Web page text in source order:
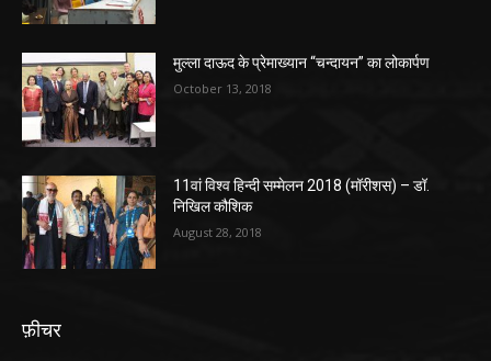
मुल्ला दाऊद के प्रेमाख्यान “चन्दायन” का लोकार्पण
October 13, 2018
11वां विश्व हिन्दी सम्मेलन 2018 (मॉरीशस) – डॉ.
निखिल कौशिक
August 28, 2018
फ़ीचर